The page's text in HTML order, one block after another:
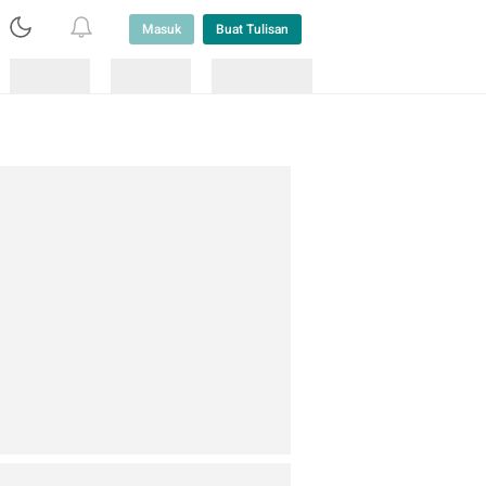
Masuk Buat Tulisan